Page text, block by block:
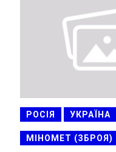
РОСІЯ УКРАЇНА
МІНОМЕТ (ЗБРОЯ)